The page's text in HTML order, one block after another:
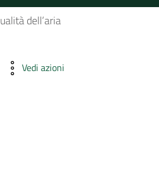
dell’aria
Vedi azioni